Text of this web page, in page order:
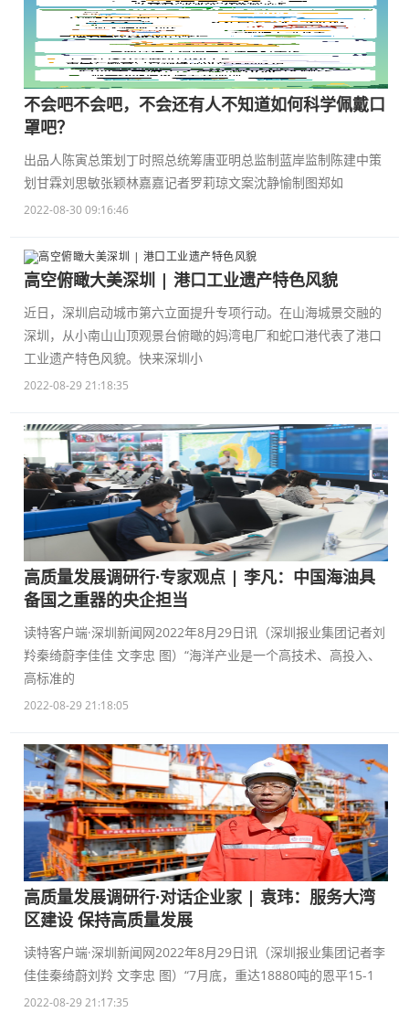
不会吧不会吧，不会还有人不知道如何科学佩戴口
罩吧？
出品人陈寅总策划丁时照总统筹唐亚明总监制蓝岸监制陈建中策
划甘霖刘思敏张颖林嘉嘉记者罗莉琼文案沈静愉制图郑如
2022-08-30 09:16:46
高空俯瞰大美深圳 | 港口工业遗产特色风貌
近日，深圳启动城市第六立面提升专项行动。在山海城景交融的
深圳，从小南山山顶观景台俯瞰的妈湾电厂和蛇口港代表了港口
工业遗产特色风貌。快来深圳小
2022-08-29 21:18:35
高质量发展调研行·专家观点 | 李凡：中国海油具
备国之重器的央企担当
读特客户端·深圳新闻网2022年8月29日讯（深圳报业集团记者刘
羚秦绮蔚李佳佳 文李忠 图）“海洋产业是一个高技术、高投入、
高标准的
2022-08-29 21:18:05
高质量发展调研行·对话企业家 | 袁玮：服务大湾
区建设 保持高质量发展
读特客户端·深圳新闻网2022年8月29日讯（深圳报业集团记者李
佳佳秦绮蔚刘羚 文李忠 图）“7月底，重达18880吨的恩平15-1
2022-08-29 21:17:35